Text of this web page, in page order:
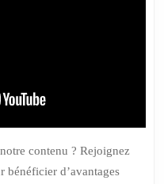
contenu ? Rejoignez
bénéficier d’avantages